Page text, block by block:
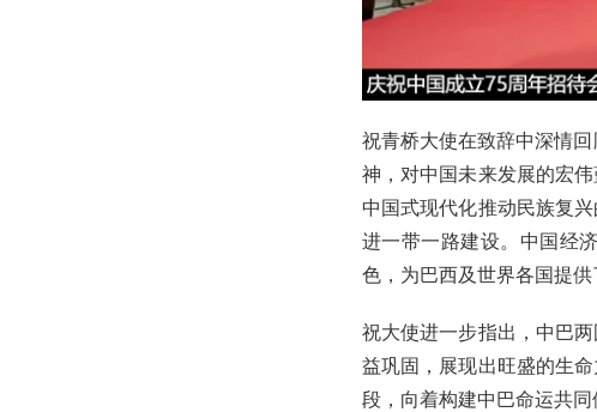
祝青桥大使在致辞中深情
神，对中国未来发展的宏
中国式现代化推动民族复
进一带一路建设。中国经
色，为巴西及世界各国提供
祝大使进一步指出，中巴
益巩固，展现出旺盛的生
段，向着构建中巴命运共